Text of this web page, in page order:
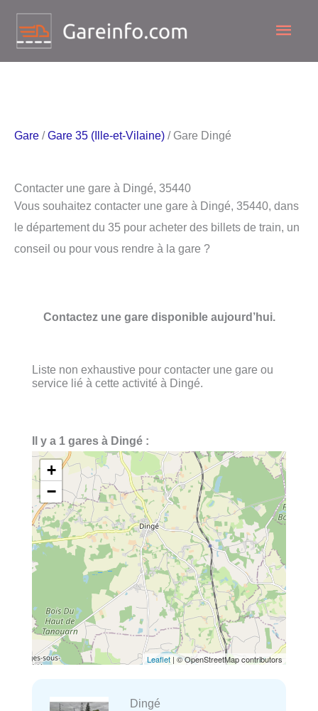
contenu
Gare /Gare 35 (Ille-et-Vilaine) / Gare Dingé
Contacter une gare à Dingé, 35440
Vous souhaitez contacter une gare à Dingé, 35440, dans
le département du 35 pour acheter des billets de train, un
conseil ou pour vous rendre à la gare ?
Contactez une gare disponible aujourd’hui.
Liste non exhaustive pour contacter une gare ou
service lié à cette activité à Dingé.
Il y a 1 gares à Dingé :
+
−
Leaflet | © OpenStreetMap contributors
Dingé